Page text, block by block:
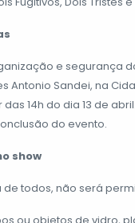
e segurança
Antonio Sandei, na
14h do dia 13 de
do evento.
show
de todos, não será
ou objetos de vidro,